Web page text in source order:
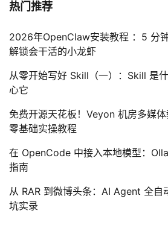
热门推荐
2026年OpenClaw安装教程 ：5 分
解锁会干活的小龙虾
从零开始写好 Skill（一）：Skill 是
心它
免费开源天花板！Veyon 机房多媒
零基础实操教程
在 OpenCode 中接入本地模型：
指南
从 RAR 到微博头条：AI Agent 全自
坑实录